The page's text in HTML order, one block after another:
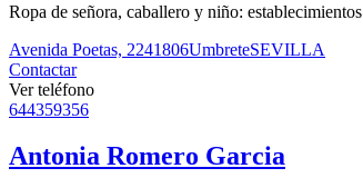
Ropa de señora, caballero y niño: establecimientos
Avenida Poetas, 2241806UmbreteSEVILLA
Contactar
Ver teléfono
644359356
Antonia Romero Garcia